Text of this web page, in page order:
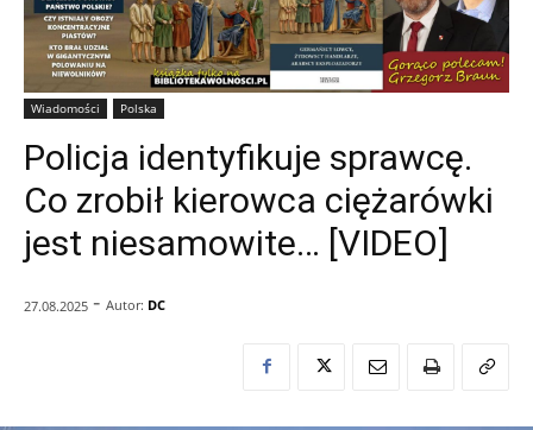
Wiadomości Polska
Policja identyfikuje sprawcę.
Co zrobił kierowca ciężarówki
jest niesamowite… [VIDEO]
27.08.2025 - Autor: DC